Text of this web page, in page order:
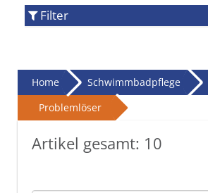
Filter
Home Schwimmbadpflege
Problemlöser
Artikel gesamt: 10